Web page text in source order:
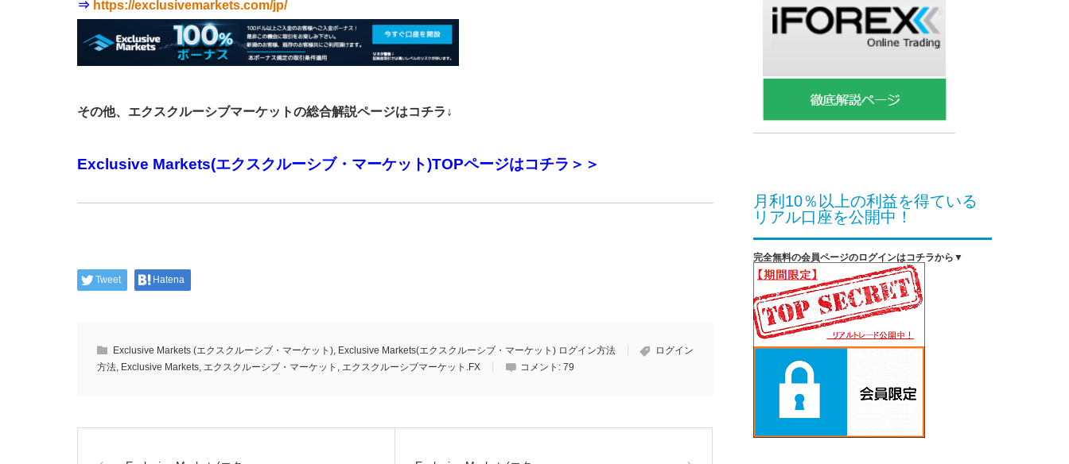
⇒ https://exclusivemarkets.com/jp/
その他、エクスクルーシブマーケットの総合解説ページはコチラ↓
Exclusive Markets(エクスクルーシブ・マーケット)TOPページはコチラ＞＞
Tweet Hatena
Exclusive Markets (エクスクルーシブ・マーケット), Exclusive Markets(エクスクルーシブ・マーケット) ログイン方法
ログイン
方法, Exclusive Markets, エクスクルーシブ・マーケット , エクスクルーシブマーケット.FX コメント: 79
月利10％以上の利益を得ている
リアル口座を公開中！
完全無料の会員ページのログインはコチラから▼